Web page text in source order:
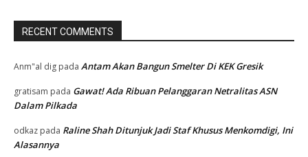
RECENT COMMENTS
Anm"al dig pada Antam Akan Bangun Smelter Di KEK Gresik
gratisam pada Gawat! Ada Ribuan Pelanggaran Netralitas ASN
Dalam Pilkada
odkaz pada Raline Shah Ditunjuk Jadi Staf Khusus Menkomdigi, Ini
Alasannya